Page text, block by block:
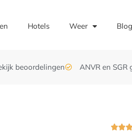
Hotels Weer
beoordelingen ANVR en SGR
